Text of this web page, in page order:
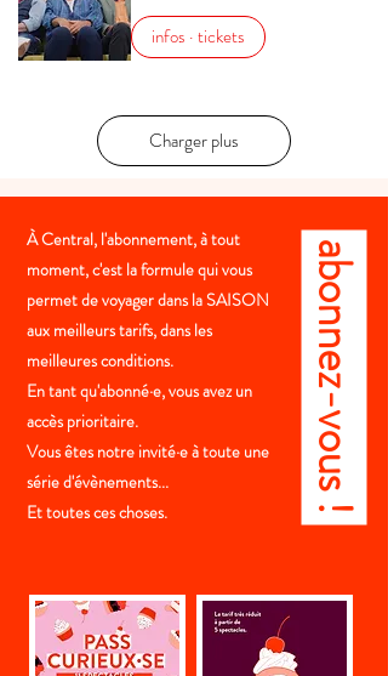
infos · tickets
Charger plus
abonnez-vous !
À Central, l'abonnement, à tout
moment, c'est la formule qui vous
permet de voyager dans la SAISON
aux meilleurs tarifs, dans les
meilleures conditions.
En tant qu'abonné·e, vous avez un
accès prioritaire.
Vous êtes notre invité·e à toute une
série d'évènements...
Et toutes ces choses.